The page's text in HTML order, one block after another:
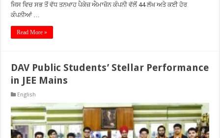
ਜਿਸ ਵਿਚ ਸਭ ਤੋਂ ਵੱਧ ਤਨਖਾਹ ਪੈਕੇਜ਼ ਐਮਾਜ਼ੋਨ ਕੰਪਨੀ ਵੱਲੋਂ 44 ਲੱਖ ਅਤੇ ਕਈ ਹੋਰ
ਕੰਪਨੀਆਂ …
Read More »
DAV Public Students’ Stellar Performance
in JEE Mains
English